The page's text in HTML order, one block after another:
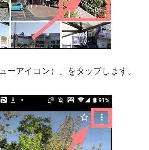
ーアイコン）」をタップします。